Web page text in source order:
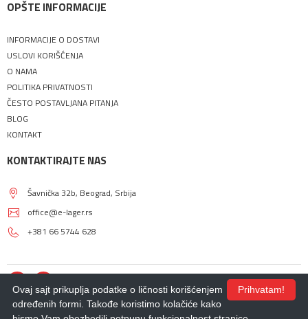
OPŠTE INFORMACIJE
INFORMACIJE O DOSTAVI
USLOVI KORIŠĆENJA
O NAMA
POLITIKA PRIVATNOSTI
ČESTO POSTAVLJANA PITANJA
BLOG
KONTAKT
KONTAKTIRAJTE NAS
Šavnička 32b, Beograd, Srbija
office@e-lager.rs
+381 66 5744 628
Prihvatam!
Ovaj sajt prikuplja podatke o ličnosti korišćenjem
određenih formi. Takođe koristimo kolačiće kako